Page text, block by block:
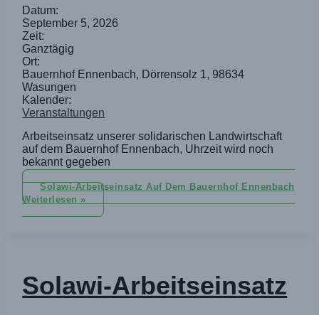
Datum:
September 5, 2026
Zeit:
Ganztägig
Ort:
Bauernhof Ennenbach, Dörrensolz 1, 98634
Wasungen
Kalender:
Veranstaltungen
Arbeitseinsatz unserer solidarischen Landwirtschaft
auf dem Bauernhof Ennenbach, Uhrzeit wird noch
bekannt gegeben
Solawi-Arbeitseinsatz Auf Dem Bauernhof Ennenbach
Weiterlesen »
Solawi-Arbeitseinsatz